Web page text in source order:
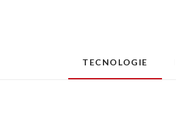
TECNOLOGIE